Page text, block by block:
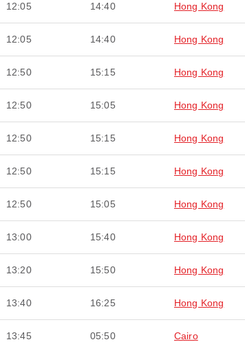
12:05 14:40 Hong Kong
12:05 14:40 Hong Kong
12:50 15:15 Hong Kong
12:50 15:05 Hong Kong
12:50 15:15 Hong Kong
12:50 15:15 Hong Kong
12:50 15:05 Hong Kong
13:00 15:40 Hong Kong
13:20 15:50 Hong Kong
13:40 16:25 Hong Kong
13:45 05:50 Cairo